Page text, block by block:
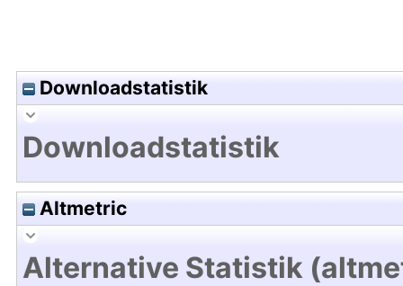
Downloadstatistik
Downloadstatistik
Altmetric
Alternative Statistik